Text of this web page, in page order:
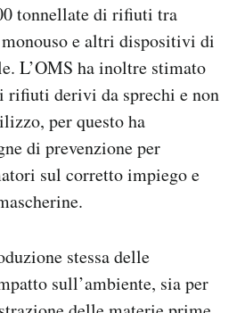
tonnellate di rifiuti tra
e altri dispositivi di
L’OMS ha inoltre stimato
rifiuti derivi da sprechi e non
per questo ha
di prevenzione per
sul corretto impiego e
stessa delle
sull’ambiente, sia per